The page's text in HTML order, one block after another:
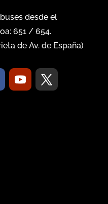
desde el
651/ 654.
de Av. de España)